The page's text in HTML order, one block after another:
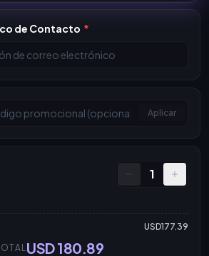
de Contacto *
Aplicar
1
USD177.39
USD 180.89